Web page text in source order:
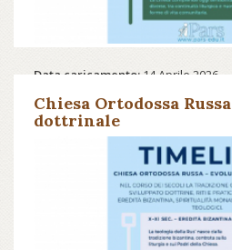
Data caricamento: 14 Aprile 2026
Chiesa Ortodossa
dottrinale